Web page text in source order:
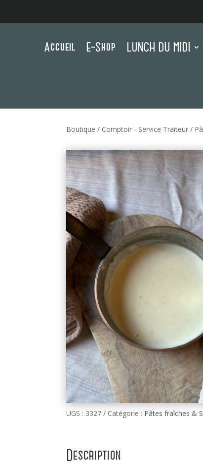
Accueil E-Shop LUNCH DU MIDI
Boutique / Comptoir - Service Traiteur /
UGS : 3327 Catégorie : Pâtes fraîches &
Description